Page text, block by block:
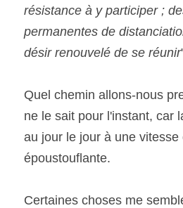
résistance à y participer ;
permanentes de
désir renouvelé de se réunir
Quel chemin allons-nous
ne le sait pour l'instant, car
au jour le jour à une vitesse
époustouflante.
Certaines choses me